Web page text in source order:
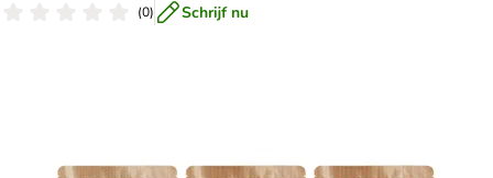
(0) Schrijf nu